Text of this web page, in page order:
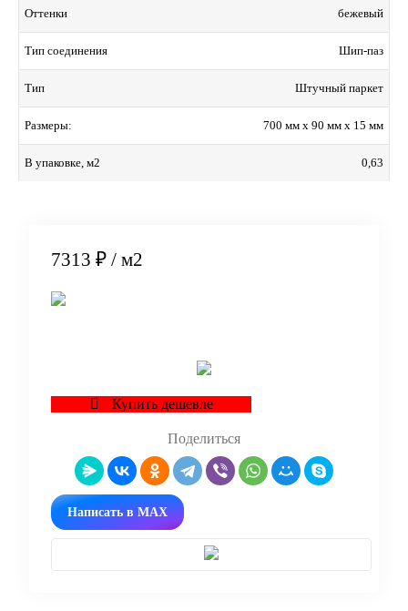
Оттенки бежевый
Тип соединения Шип-паз
Тип Штучный паркет
Размеры: 700 мм x 90 мм x 15 мм
В упаковке, м2 0,63
7313 ₽ / м2
Купить дешевле
Поделиться
Написать в MAX